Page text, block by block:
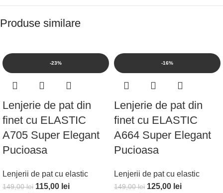
Produse similare
-23%
Lenjerie de pat din
finet cu ELASTIC
A705 Super Elegant
Pucioasa
Lenjerii de pat cu elastic
149,00lei 115,00 lei
-16%
Lenjerie de pat din
finet cu ELASTIC
A664 Super Elegant
Pucioasa
Lenjerii de pat cu elastic
149,00lei 125,00 lei